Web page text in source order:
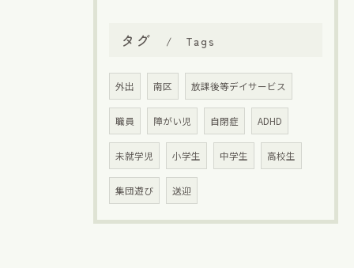
タグ Tags
外出 南区 放課後等デイサービス
職員 障がい児 自閉症 ADHD
未就学児 小学生 中学生 高校生
集団遊び 送迎